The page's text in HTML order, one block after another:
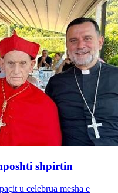
shpirtin
u celebrua mesha e